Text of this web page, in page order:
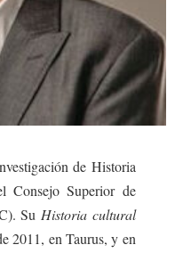
de Historia
Superior de
Su Historia cultural
2011, en Taurus, y en